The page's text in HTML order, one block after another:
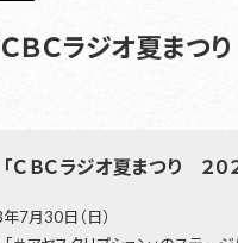
ＢＣラジオ夏まつり
「ＣＢＣラジオ夏まつり ２０２
7月30日（日）